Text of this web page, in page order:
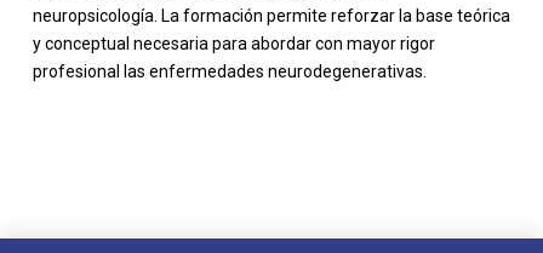
neuropsicología. La formación permite reforzar la base teórica
y conceptual necesaria para abordar con mayor rigor
profesional las enfermedades neurodegenerativas.